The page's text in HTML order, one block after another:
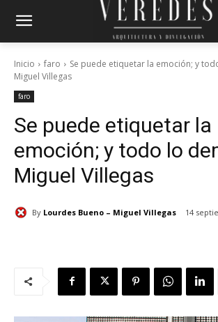
Inicio faro
Se puede etiquetar la emoción; y
Miguel Villegas
faro
Se puede etiquetar la
emoción; y todo lo
Miguel Villegas
By Lourdes Bueno – Miguel Villegas 14